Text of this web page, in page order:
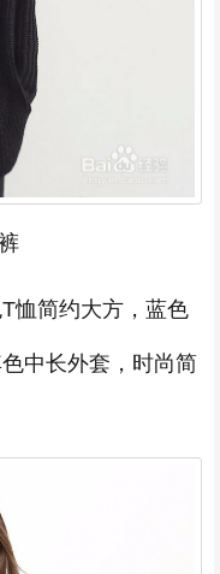
恤简约大方，蓝色
中长外套，时尚简